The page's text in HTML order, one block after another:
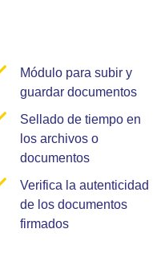
Módulo para subir y
guardar documentos
Sellado de tiempo en
los archivos o
documentos
Verifica la autenticidad
de los documentos
firmados